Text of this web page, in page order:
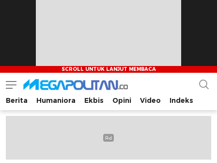
Megapolitan.co
Menyajikan berita-berita fakta bagi pembaca
Berita Humaniora Ekbis Opini Video Indeks